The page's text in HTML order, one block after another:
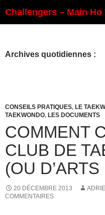
au
Challengers – Main Ho
Archives quotidiennes :
CONSEILS PRATIQUES, LE
TAEKWONDO, LES DOCUMENTS
COMMENT
CLUB DE
(OU
20 DÉCEMBRE 2013
COMMENTAIRES